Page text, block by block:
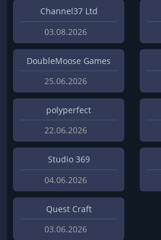
Channel37 Ltd
03.08.2026
DoubleMoose Games
25.06.2026
polyperfect
22.06.2026
Studio 369
04.06.2026
Quest Craft
03.06.2026